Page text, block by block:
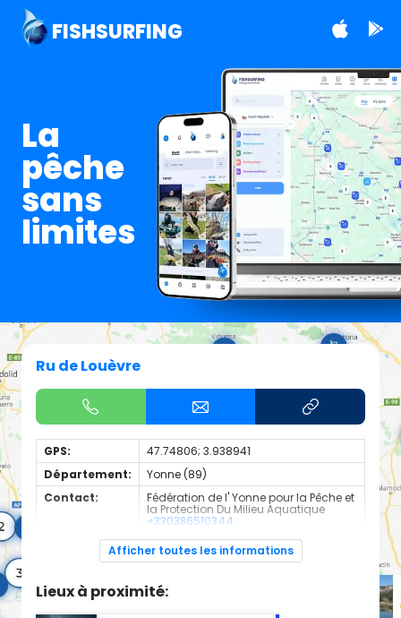
FISHSURFING
La
pêche
sans
limites
Ru de Louèvre
GPS:
47.74806; 3.938941
Département:
Yonne (89)
Contact:
Fédération de l' Yonne pour la Pêche et
la Protection Du Milieu Aquatique
+330386510344
Espèces de
Carnassier, carpe, poisson blanc
sélectionné, d'une longueur de 5.00 km.
Afficher toutes les informations
Lieux à proximité: